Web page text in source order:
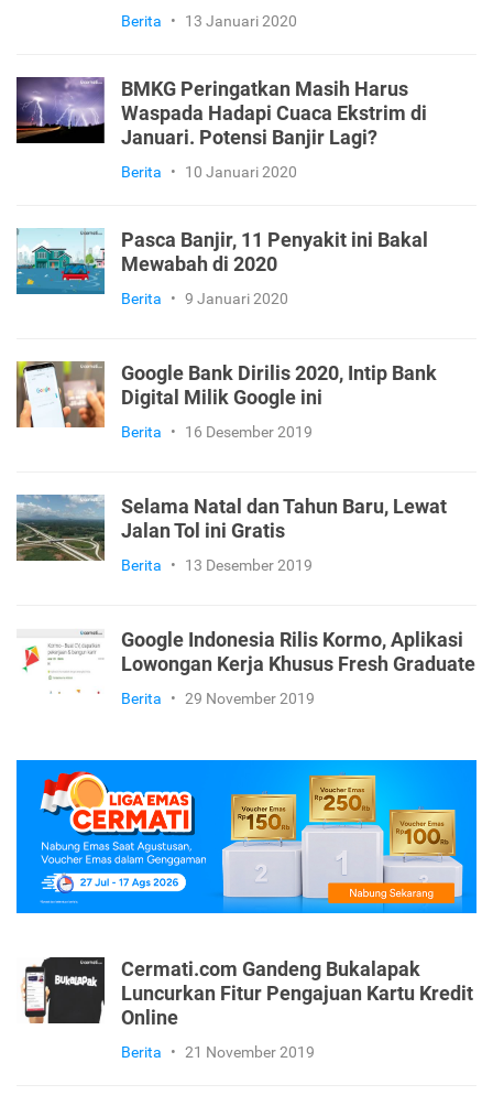
Berita • 13 Januari 2020
BMKG Peringatkan Masih Harus
Waspada Hadapi Cuaca Ekstrim di
Januari. Potensi Banjir Lagi?
Berita • 10 Januari 2020
Pasca Banjir, 11 Penyakit ini Bakal
Mewabah di 2020
Berita • 9 Januari 2020
Google Bank Dirilis 2020, Intip Bank
Digital Milik Google ini
Berita • 16 Desember 2019
Selama Natal dan Tahun Baru, Lewat
Jalan Tol ini Gratis
Berita • 13 Desember 2019
Google Indonesia Rilis Kormo, Aplikasi
Lowongan Kerja Khusus Fresh Graduate
Berita • 29 November 2019
Cermati.com Gandeng Bukalapak
Luncurkan Fitur Pengajuan Kartu Kredit
Online
Berita • 21 November 2019